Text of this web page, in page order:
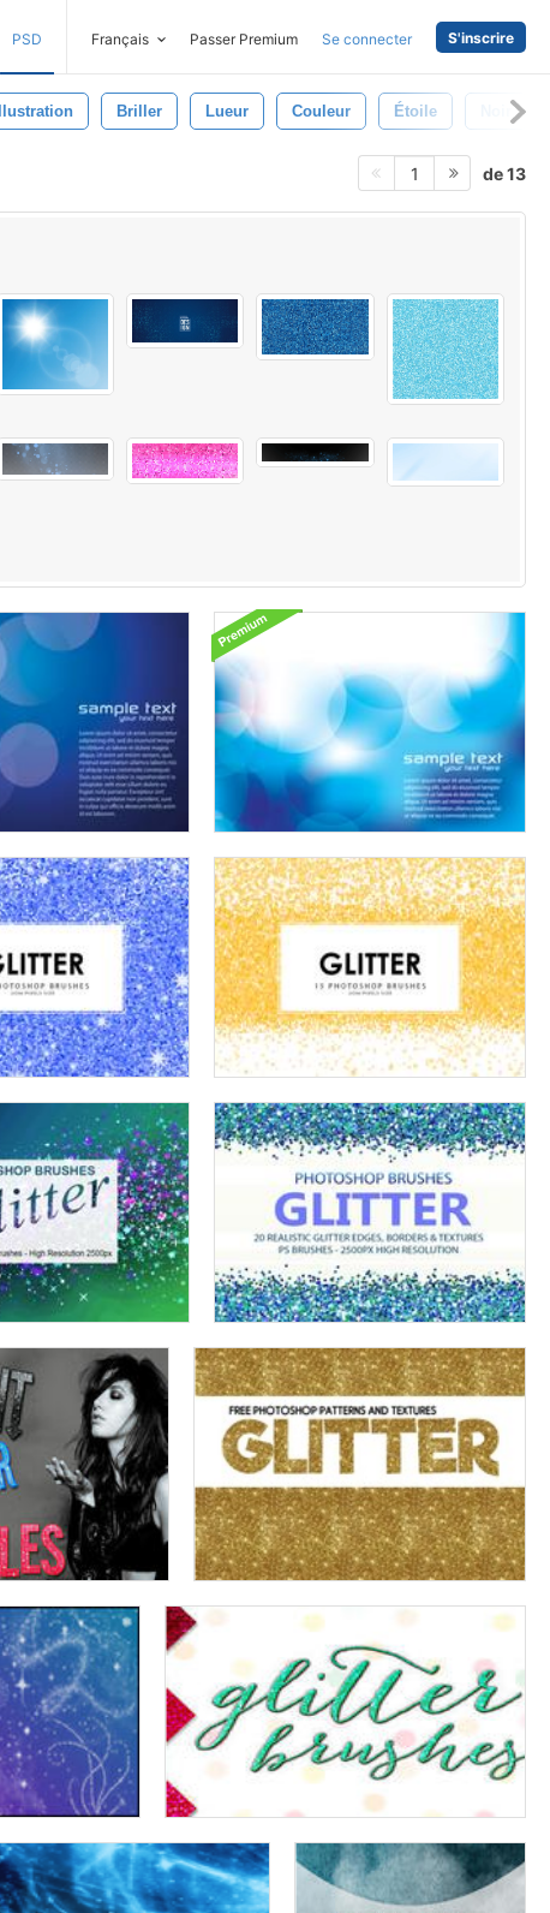
PSD Français Passer Premium Se connecter S'inscrire
Illustration Briller Lueur Couleur Étoile
1 de 13